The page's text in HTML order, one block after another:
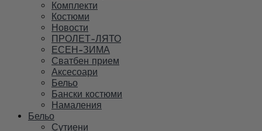
Комплекти
Костюми
Новости
ПРОЛЕТ-ЛЯТО
ЕСЕН-ЗИМА
Сватбен прием
Аксесоари
Бельо
Бански костюми
Намаления
Бельо
Сутиени